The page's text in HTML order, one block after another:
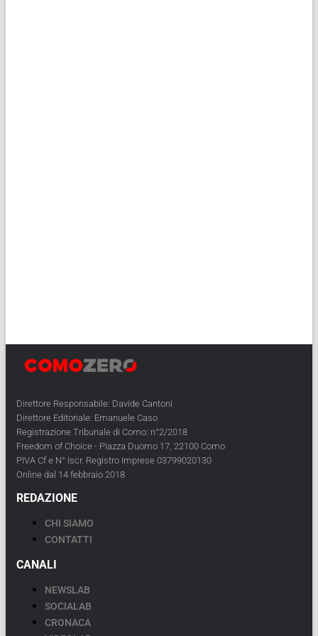
Direttore Responsabile: Davide Cantoni
Direttore Editoriale: Emanuele Caso
Registrazione Tribunale di Como: n°2/2018
Freedom of Choice - Piazza Duomo 17, 22100 Como
PIVA Cf e N° Iscr. Registro Imprese 03799020130
Online dal 14 febbraio 2018
REDAZIONE
CHI SIAMO
CONTATTI
CANALI
NEWSLAB
SOCIALAB
CRONACA